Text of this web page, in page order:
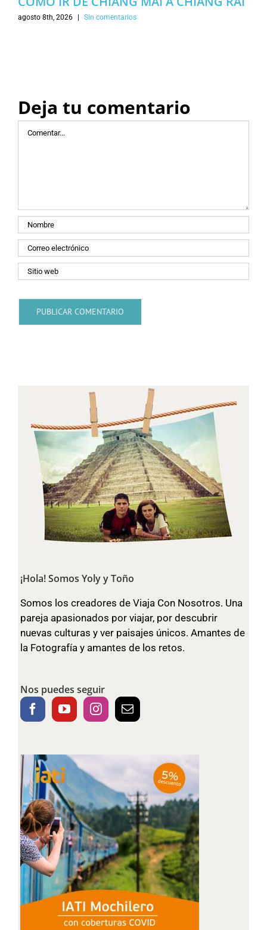
agosto 8th, 2026 Sin comentarios
Deja tu comentario
¡Hola! Somos Yoly y Toño
Somos los creadores de Viaja Con Nosotros. Una
pareja apasionados por viajar, por descubrir
nuevas culturas y ver paisajes únicos. Amantes de
la Fotografía y amantes de los retos.
Nos puedes seguir